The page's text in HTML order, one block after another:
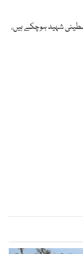
وحشیانہ کارروائیوں میں ایک ہفتے میں 464 فلسطینی شہید ہوچکے ہیں،